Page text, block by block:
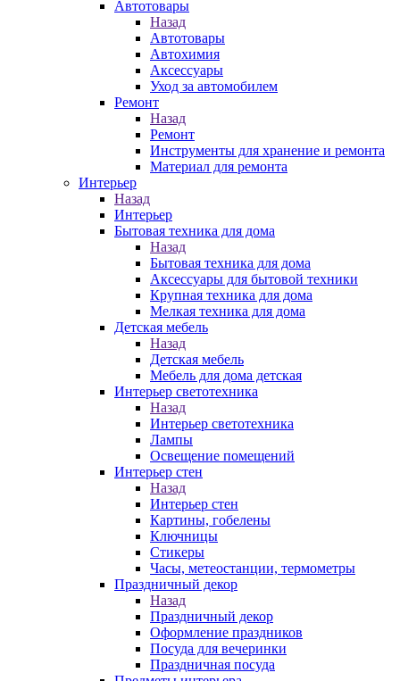
Автотовары
Назад
Автотовары
Автохимия
Аксессуары
Уход за автомобилем
Ремонт
Назад
Ремонт
Инструменты для хранение и ремонта
Материал для ремонта
Интерьер
Назад
Интерьер
Бытовая техника для дома
Назад
Бытовая техника для дома
Аксессуары для бытовой техники
Крупная техника для дома
Мелкая техника для дома
Детская мебель
Назад
Детская мебель
Мебель для дома детская
Интерьер светотехника
Назад
Интерьер светотехника
Лампы
Освещение помещений
Интерьер стен
Назад
Интерьер стен
Картины, гобелены
Ключницы
Стикеры
Часы, метеостанции, термометры
Праздничный декор
Назад
Праздничный декор
Оформление праздников
Посуда для вечеринки
Праздничная посуда